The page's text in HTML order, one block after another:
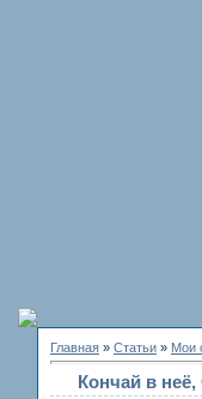
Главная » Статьи » Мои
Кончай в